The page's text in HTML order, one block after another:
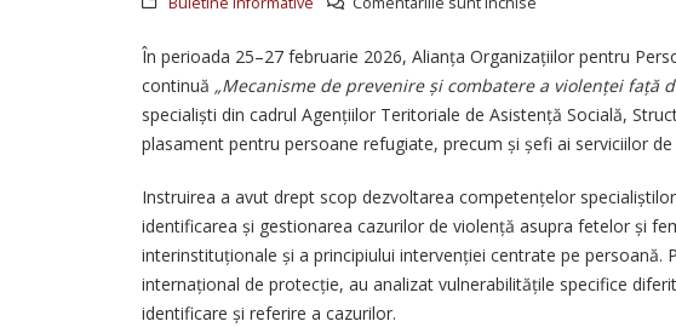
mai
eficiente
în
cazurile
violență:
AOPD
a
instruit
În perioada 25–27 februarie 2026, Alianța Organizațiilor pentru
continuă „Mecanisme de prevenire și combatere a violenței față
specialiști din cadrul Agențiilor Teritoriale de Asistență Socială,
plasament pentru persoane refugiate, precum și șefi ai serviciilor
Instruirea a avut drept scop dezvoltarea competențelor
identificarea și gestionarea cazurilor de violență asupra fetelor și
interinstituționale și a principiului intervenției centrate pe
internațional de protecție, au analizat vulnerabilitățile specifice
identificare și referire a cazurilor.
25 iunie 2026